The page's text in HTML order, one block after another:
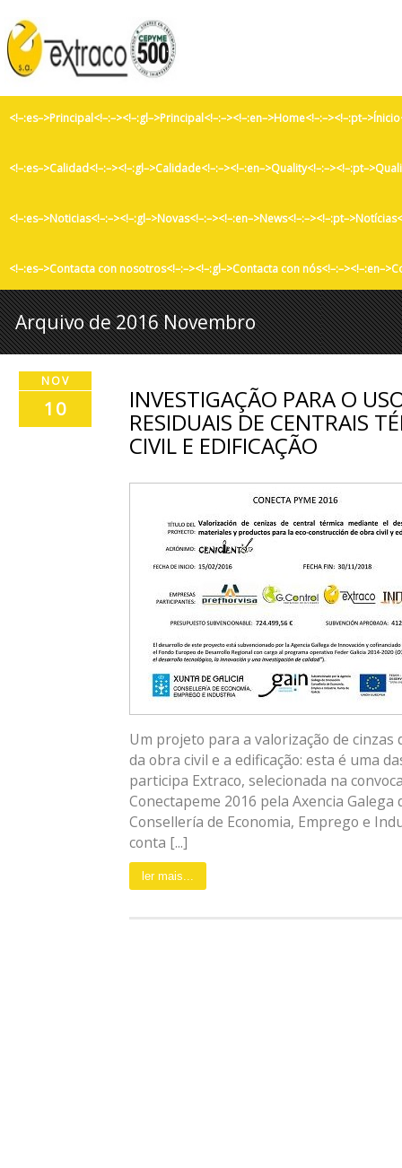
<!–:es–>Contacta con nosotros<!–:–><!–:gl–>Contacta con
Arquivo de 2016 Novembro
NOV
10 INVESTIGAÇÃO PARA O
RESIDUAIS DE CENTRAIS
CIVIL E EDIFICAÇÃO
Um projeto para a valorização de
da obra civil e a edificação: esta é uma
participa Extraco, selecionada na
Conectapeme 2016 pela Axencia Galega
Consellería de Economia, Emprego e
conta [...]
ler mais...